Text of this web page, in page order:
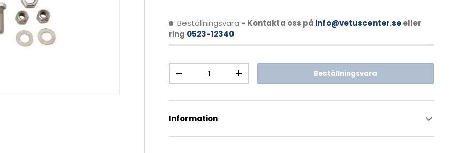
Beställningsvara - Kontakta oss på info@vetuscenter.seeller
ring 0523-12340
Antal
-
+ Beställningsvara
Information